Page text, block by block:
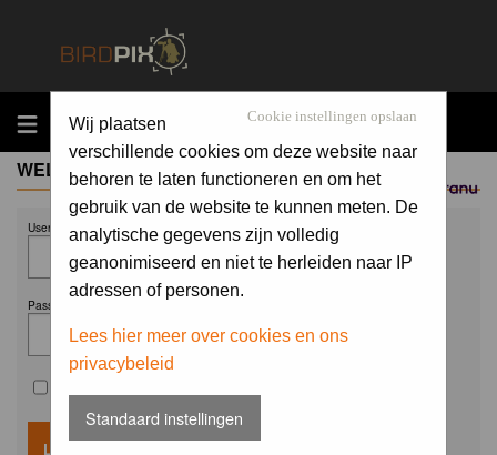
MENU
Sponsored by
Cookie instellingen opslaan
Wij plaatsen
verschillende cookies om deze website naar
behoren te laten functioneren en om het
gebruik van de website te kunnen meten. De
analytische gegevens zijn volledig
geanonimiseerd en niet te herleiden naar IP
adressen of personen.
Lees hier meer over cookies en ons
privacybeleid
Standaard instellingen
WELCOME GUEST
Username:
Password: